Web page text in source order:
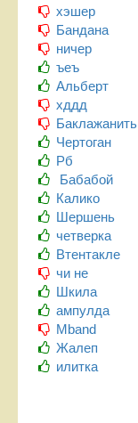
хэшер
Бандана
ничер
ъеъ
Альберт
хддд
Баклажанить
Чертоган
Рб
Бабабой
Калико
Шершень
четверка
Втентакле
чи не
Шкила
ампулда
Mband
Жалеп
илитка